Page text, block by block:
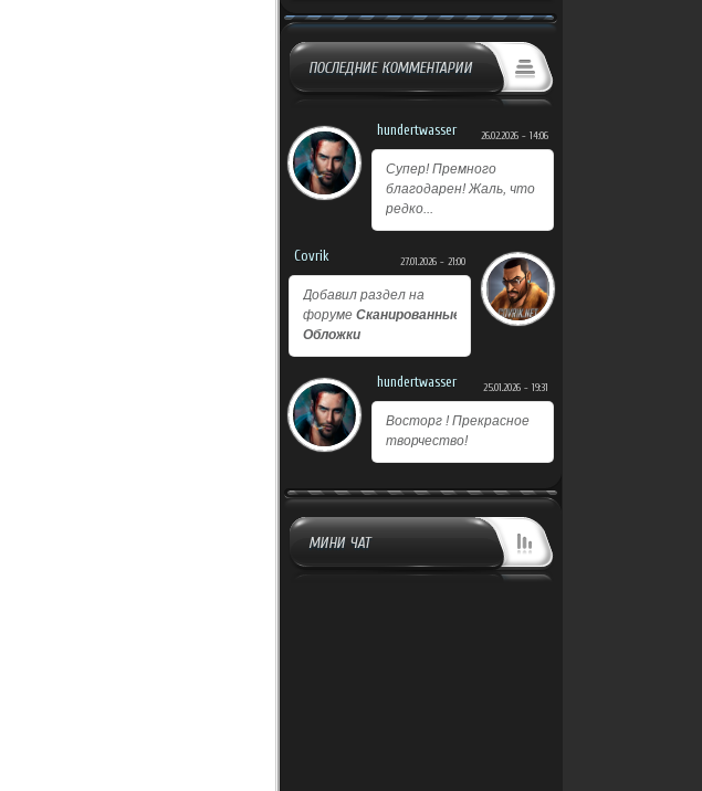
ПОСЛЕДНИЕ КОММЕНТАРИИ
hundertwasser 26.02.2026 - 14:06
Супер! Премного
благодарен! Жаль, что
редко...
Covrik 27.01.2026 - 21:00
Добавил раздел на
форуме Сканированные
Обложки
hundertwasser 25.01.2026 - 19:31
Восторг ! Прекрасное
творчество!
МИНИ ЧАТ